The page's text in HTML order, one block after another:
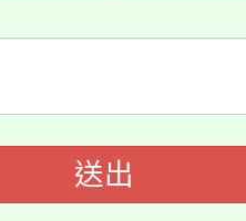
詳情可洽有
研習
教案入校路
教育專業人
送出